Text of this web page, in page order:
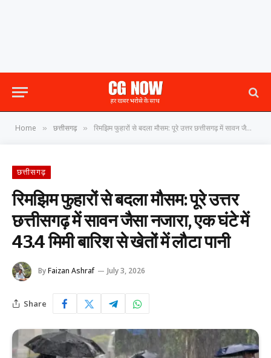
Home » छत्तीसगढ़ » रिमझिम फुहारों से बदला मौसम: पूरे उत्तर छत्तीसगढ़ में सावन जैसा नजारा, एक घंटे में 43.4 मिमी बारिश से खेतों में लौटा पानी
छत्तीसगढ़
रिमझिम फुहारों से बदला मौसम: पूरे उत्तर
छत्तीसगढ़ में सावन जैसा नजारा, एक घंटे में
43.4 मिमी बारिश से खेतों में लौटा पानी
ByFaizan Ashraf July 3, 2026
Share